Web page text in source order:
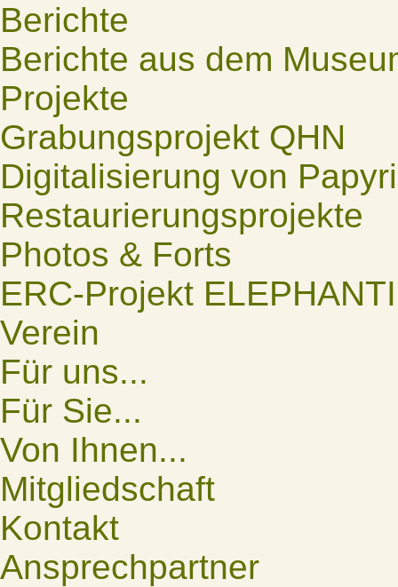
Berichte
Berichte aus dem
Projekte
Grabungsprojekt QHN
Digitalisierung von
Restaurierungsprojekte
Photos & Forts
ERC-Projekt
Verein
Für uns...
Für Sie...
Von Ihnen...
Mitgliedschaft
Kontakt
Ansprechpartner